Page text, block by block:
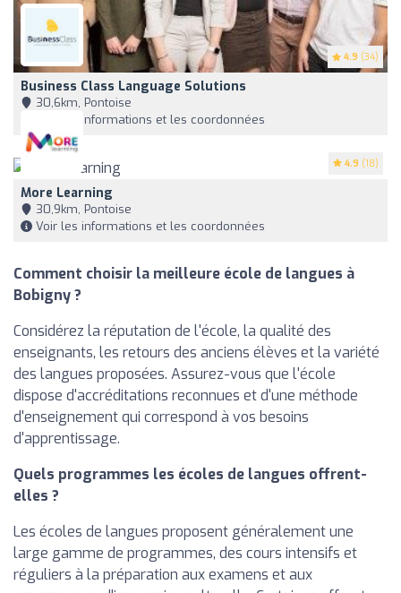
4.9 (34)
Business Class Language Solutions
30,6km, Pontoise
Voir les informations et les coordonnées
4.9 (18)
More Learning
30,9km, Pontoise
Voir les informations et les coordonnées
Comment choisir la meilleure école de langues à
Bobigny ?
Considérez la réputation de l'école, la qualité des
enseignants, les retours des anciens élèves et la variété
des langues proposées. Assurez-vous que l'école
dispose d'accréditations reconnues et d'une méthode
d'enseignement qui correspond à vos besoins
d'apprentissage.
Quels programmes les écoles de langues offrent-
elles ?
Les écoles de langues proposent généralement une
large gamme de programmes, des cours intensifs et
réguliers à la préparation aux examens et aux